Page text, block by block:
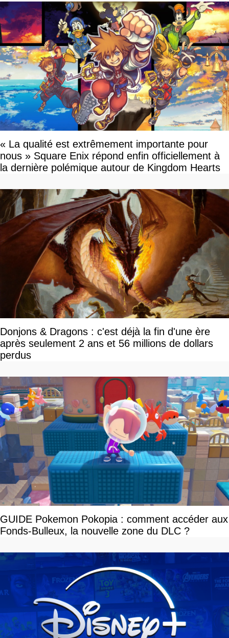
« La qualité est extrêmement importante pour
nous » Square Enix répond enfin officiellement à
la dernière polémique autour de Kingdom Hearts
Donjons & Dragons : c'est déjà la fin d'une ère
après seulement 2 ans et 56 millions de dollars
perdus
GUIDE Pokemon Pokopia : comment accéder aux
Fonds-Bulleux, la nouvelle zone du DLC ?